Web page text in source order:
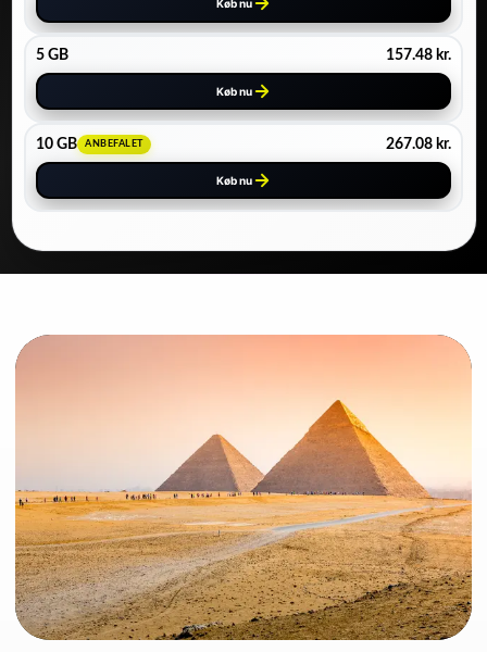
Køb nu
5 GB 157.48kr.
Køb nu
10 GB ANBEFALET 267.08kr.
Køb nu